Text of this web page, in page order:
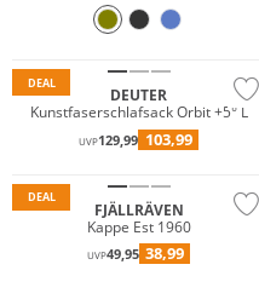
DEAL
DEUTER
Kunstfaserschlafsack Orbit +5° L
UVP129,99 103,99
DEAL
FJÄLLRÄVEN
Kappe Est 1960
UVP49,95 38,99